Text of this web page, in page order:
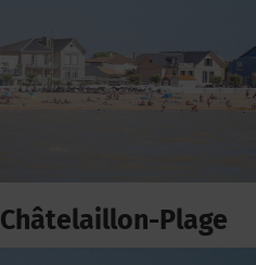
Châtelaillon-Plage